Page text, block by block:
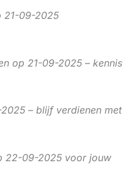
21-09-2025
op 21-09-2025 – kennis
– blijf verdienen met
22-09-2025 voor jouw